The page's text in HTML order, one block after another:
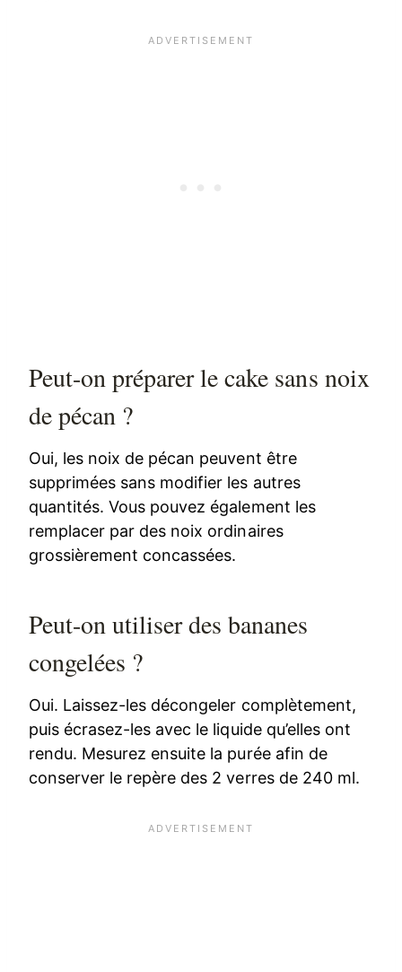
Peut-on préparer le cake sans noix
de pécan ?
Oui, les noix de pécan peuvent être
supprimées sans modifier les autres
quantités. Vous pouvez également les
remplacer par des noix ordinaires
grossièrement concassées.
Peut-on utiliser des bananes
congelées ?
Oui. Laissez-les décongeler complètement,
puis écrasez-les avec le liquide qu’elles ont
rendu. Mesurez ensuite la purée afin de
conserver le repère des 2 verres de 240 ml.